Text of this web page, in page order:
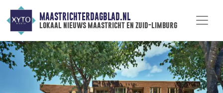
MAASTRICHTERDAGBLAD.NL
lokaal nieuws maastricht en zuid-limburg